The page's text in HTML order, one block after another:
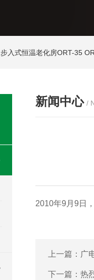
步入式恒温老化房ORT-35
新闻中心 /
2010年9月9日
上一篇： 广
下一篇： 热